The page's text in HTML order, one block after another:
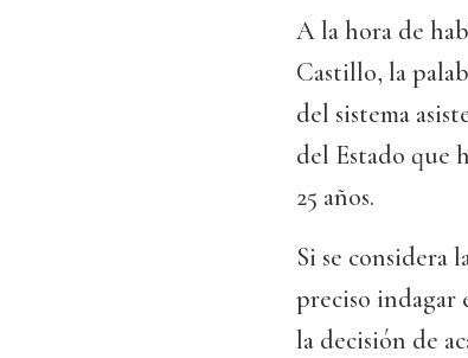
A la hora de
Castillo, la
del sistema
del Estado que
25 años.
Si se considera
preciso indagar
la decisión de